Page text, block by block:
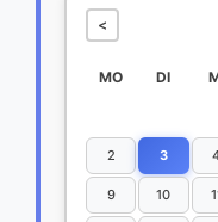
<
MO DI
2 3
9 10